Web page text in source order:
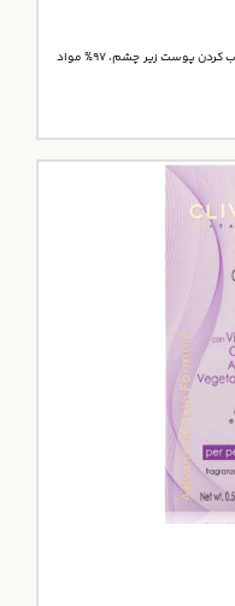
کاهش علائم خستگی، مرطوب کننده عمیق، شاداب کردن پوست زیر چشم، 97% مواد